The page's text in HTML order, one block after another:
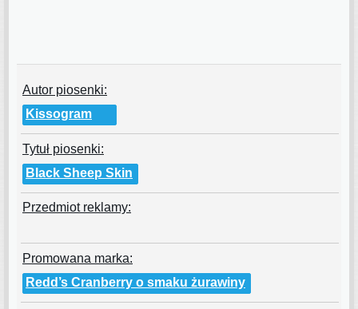
Autor piosenki:
Kissogram
Tytuł piosenki:
Black Sheep Skin
Przedmiot reklamy:
Promowana marka:
Redd’s Cranberry o smaku żurawiny